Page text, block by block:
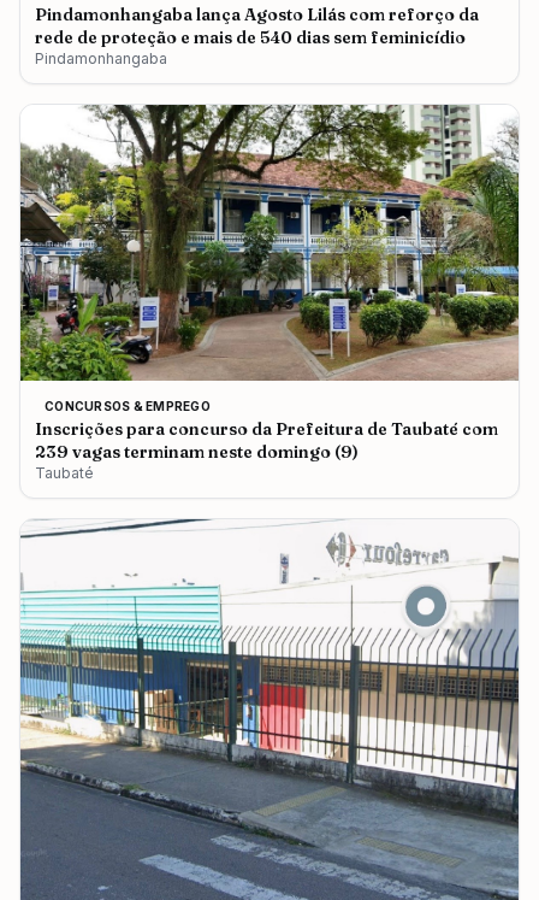
Pindamonhangaba lança Agosto Lilás com reforço da
rede de proteção e mais de 540 dias sem feminicídio
Pindamonhangaba
CONCURSOS & EMPREGO
Inscrições para concurso da Prefeitura de Taubaté com
239 vagas terminam neste domingo (9)
Taubaté